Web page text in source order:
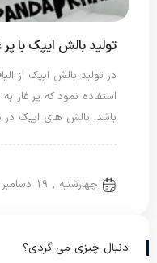
تولید بالش ایپک با پر
در تولید بالش ایپک از
استفاده نمود که پر غاز
باشد. بالش های ایپک
چهارشنبه , 19 دسامبر 2018
دنبال چیزی می گردی؟